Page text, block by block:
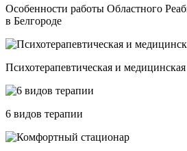
Особенности работы Областного
в Белгороде
Психотерапевтическая и
6 видов терапии